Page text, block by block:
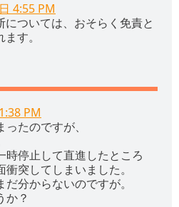
4:55 PM
については、おそらく免責と
す。
PM
たのですが、
時停止して直進したところ
突してしまいました。
分からないのですが。
か？